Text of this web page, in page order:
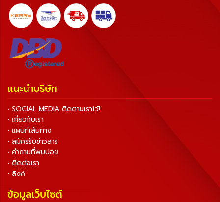
แนะนำบริษัท
• SOCIAL MEDIA ติดตามเราไว้!
• เกี่ยวกับเรา
• แผนที่เส้นทาง
• สมัครรับข่าวสาร
• คำถามที่พบบ่อย
• ติดต่อเรา
• ลิงค์
ข้อมูลเว็บไซต์